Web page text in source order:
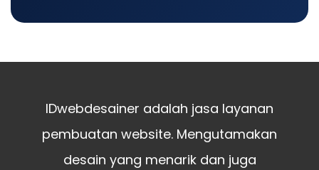
IDwebdesainer adalah jasa layanan
pembuatan website. Mengutamakan
desain yang menarik dan juga